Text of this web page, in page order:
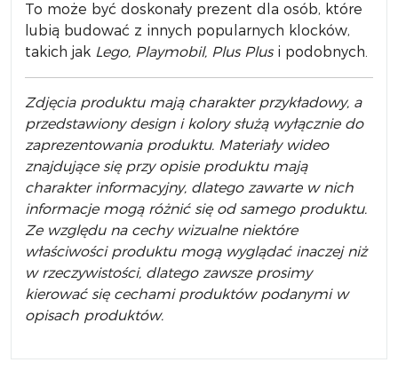
To może być doskonały prezent dla osób, które
lubią budować z innych popularnych klocków,
takich jak Lego, Playmobil, Plus Plusi podobnych.
Zdjęcia produktu mają charakter przykładowy, a
przedstawiony design i kolory służą wyłącznie do
zaprezentowania produktu. Materiały wideo
znajdujące się przy opisie produktu mają
charakter informacyjny, dlatego zawarte w nich
informacje mogą różnić się od samego produktu.
Ze względu na cechy wizualne niektóre
właściwości produktu mogą wyglądać inaczej niż
w rzeczywistości, dlatego zawsze prosimy
kierować się cechami produktów podanymi w
opisach produktów.